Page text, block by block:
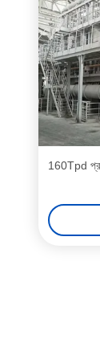
160Tpd